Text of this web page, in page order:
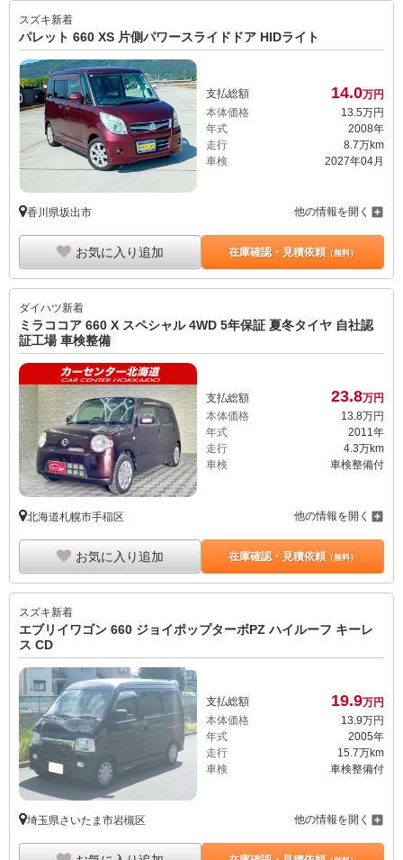
スズキ新着
パレット 660 XS 片側パワースライドドア HIDライト
支払総額 14.0万円
本体価格
13. 5万円
年式
2008年
走行
8.7万km
車検
2027年04月
香川県坂出市 他の情報を開く
お気に入り追加 在庫確認・見積依頼（無料）
ダイハツ新着
ミラココア 660 X スペシャル 4WD 5年保証 夏冬タイヤ 自社認
証工場 車検整備
支払総額 23.8万円
本体価格
13.8万円
年式
2011年
走行
4.3万km
車検
車検整備付
北海道札幌市手稲区 他の情報を開く
お気に入り追加 在庫確認・見積依頼（無料）
スズキ新着
エブリイワゴン 660 ジョイポップターボPZ ハイルーフ キーレ
ス CD
支払総額 19.9万円
本体価格
13. 9万円
年式
2005年
走行
15.7万km
車検
車検整備付
埼玉県さいたま市岩槻区 他の情報を開く